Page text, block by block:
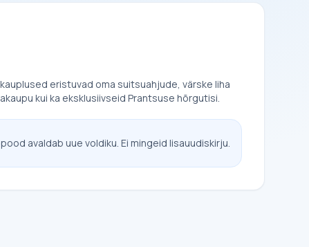
eristuvad oma suitsuahjude, värske liha
kui ka eksklusiivseid Prantsuse hõrgutisi.
avaldab uue voldiku. Ei mingeid lisauudiskirju.